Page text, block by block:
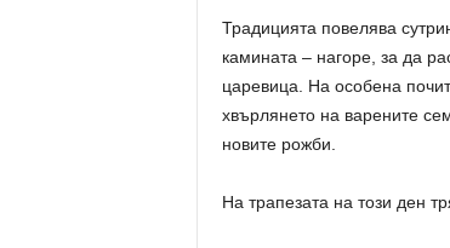
Традицията повелява
камината – нагоре, за да
царевица. На особена
хвърлянето на варените
новите рожби.
На трапезата на този ден